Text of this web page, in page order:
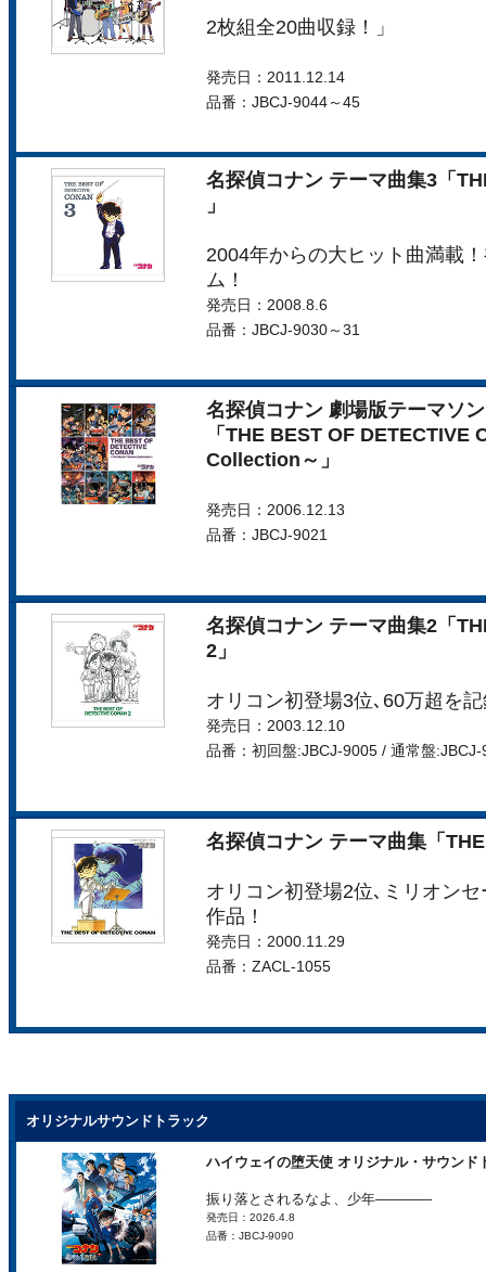
2枚組全20曲収録！」
発売日：2011.12.14
品番：JBCJ-9044～45
名探偵コナン テーマ曲集3「
」
2004年からの大ヒット曲満載
ム！
発売日：2008.8.6
品番：JBCJ-9030～31
名探偵コナン 劇場版テーマソ
「THE BEST OF
Collection～」
発売日：2006.12.13
品番：JBCJ-9021
名探偵コナン テーマ曲集2「
2」
オリコン初登場3位､60万超を
発売日：2003.12.10
品番：初回盤:JBCJ-9005 / 通常盤:JBCJ-
名探偵コナン テーマ曲集「
オリコン初登場2位､ミリオン
作品！
発売日：2000.11.29
品番：ZACL-1055
オリジナルサウンドトラック
ハイウェイの堕天使 オリジナル・サウンド
振り落とされるなよ、少年――――
発売日：2026.4.8
品番：JBCJ-9090